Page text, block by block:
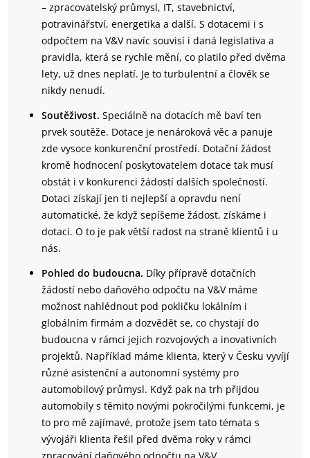
– zpracovatelský průmysl, IT, stavebnictví,
potravinářství, energetika a další. S dotacemi i s
odpočtem na V&V navíc souvisí i daná legislativa a
pravidla, která se rychle mění, co platilo před dvěma
lety, už dnes neplatí. Je to turbulentní a člověk se
nikdy nenudí.
Soutěživost. Speciálně na dotacích mě baví ten
prvek soutěže. Dotace je nenároková věc a panuje
zde vysoce konkurenční prostředí. Dotační žádost
kromě hodnocení poskytovatelem dotace tak musí
obstát i v konkurenci žádostí dalších společností.
Dotaci získají jen ti nejlepší a opravdu není
automatické, že když sepíšeme žádost, získáme i
dotaci. O to je pak větší radost na straně klientů i u
nás.
Pohled do budoucna. Díky přípravě dotačních
žádostí nebo daňového odpočtu na V&V máme
možnost nahlédnout pod pokličku lokálním i
globálním firmám a dozvědět se, co chystají do
budoucna v rámci jejich rozvojových a inovativních
projektů. Například máme klienta, který v Česku vyvíjí
různé asistenční a autonomní systémy pro
automobilový průmysl. Když pak na trh přijdou
automobily s těmito novými pokročilými funkcemi, je
to pro mě zajímavé, protože jsem tato témata s
vývojáři klienta řešil před dvěma roky v rámci